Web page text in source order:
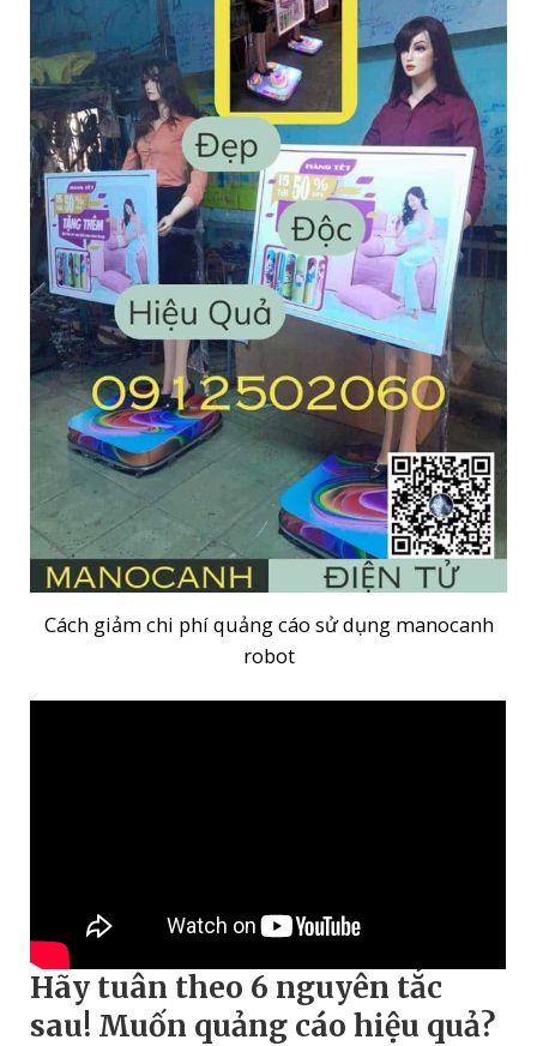
Cách giảm chi phí quảng cáo sử dụng manocanh
robot
Hãy tuân theo 6 nguyên tắc
sau! Muốn quảng cáo hiệu quả?